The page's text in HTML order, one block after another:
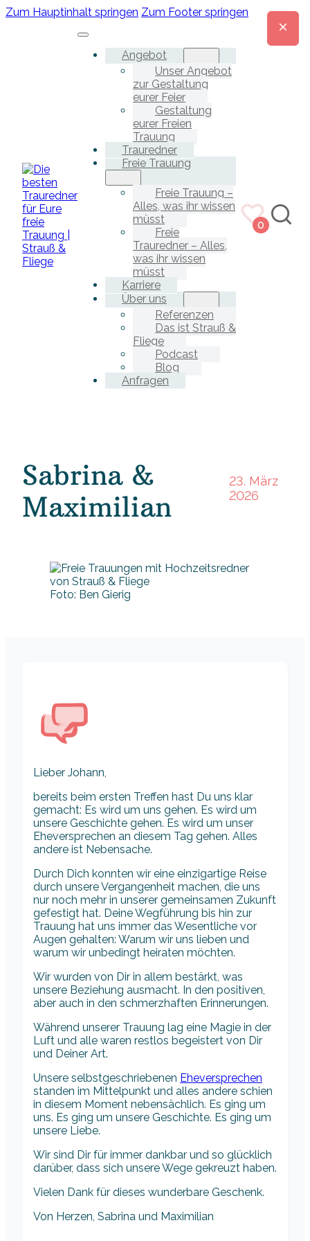
Zum Hauptinhalt springen Zum Footer springen
Angebot
Unser Angebot
zur Gestaltung
eurer Feier
Gestaltung
eurer Freien
Trauung
Trauredner
Freie Trauung
Freie Trauung –
Alles, was ihr wissen
müsst
Freie
Trauredner – Alles,
was ihr wissen
müsst
Karriere
Über uns
Referenzen
Das ist Strauß &
Fliege
Podcast
Blog
Anfragen
0
Sabrina &
Maximilian
23. März
2026
Foto: Ben Gierig
Lieber Johann,
bereits beim ersten Treffen hast Du uns klar
gemacht: Es wird um uns gehen. Es wird um
unsere Geschichte gehen. Es wird um unser
Eheversprechen an diesem Tag gehen. Alles
andere ist Nebensache.
Durch Dich konnten wir eine einzigartige Reise
durch unsere Vergangenheit machen, die uns
nur noch mehr in unserer gemeinsamen Zukunft
gefestigt hat. Deine Wegführung bis hin zur
Trauung hat uns immer das Wesentliche vor
Augen gehalten: Warum wir uns lieben und
warum wir unbedingt heiraten möchten.
Wir wurden von Dir in allem bestärkt, was
unsere Beziehung ausmacht. In den positiven,
aber auch in den schmerzhaften Erinnerungen.
Während unserer Trauung lag eine Magie in der
Luft und alle waren restlos begeistert von Dir
und Deiner Art.
Unsere selbstgeschriebenen Eheversprechen
standen im Mittelpunkt und alles andere schien
in diesem Moment nebensächlich. Es ging um
uns. Es ging um unsere Geschichte. Es ging um
unsere Liebe.
Wir sind Dir für immer dankbar und so glücklich
darüber, dass sich unsere Wege gekreuzt haben.
Vielen Dank für dieses wunderbare Geschenk.
Von Herzen, Sabrina und Maximilian